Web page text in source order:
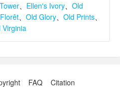
、 Ellen's Ivory、 Old
、 Old Glory、 Old Prints、
Virginia
FAQ
Citation